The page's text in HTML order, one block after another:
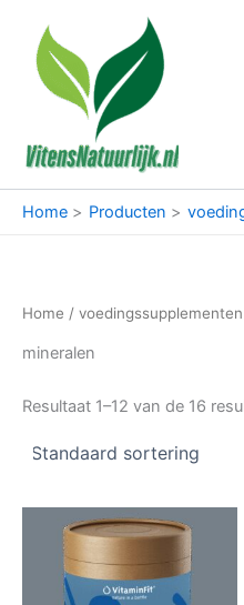
inhoud
Home Producten
Home / voedingssupplementen
mineralen
Resultaat 1–12 van de 16